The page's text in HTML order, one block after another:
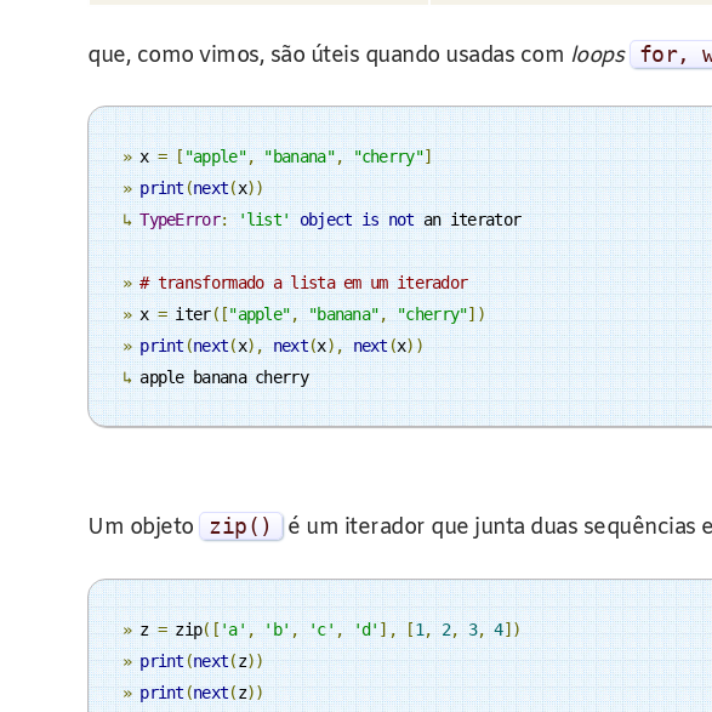
que, como vimos, são úteis quando usadas com loops for,
» x = ["apple", "banana", "cherry"]
» print(next(x))
↳ TypeError: 'list' object is not an iterator
» # transformado a lista em um iterador
» x = iter(["apple", "banana", "cherry"])
» print(next(x), next(x), next(x))
↳ apple banana cherry
Um objeto zip() é um iterador que junta duas sequências
» z = zip(['a', 'b', 'c', 'd'], [1, 2, 3, 4])
» print(next(z))
» print(next(z))